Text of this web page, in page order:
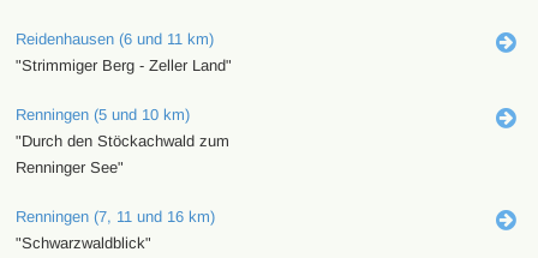
Reidenhausen (6 und 11 km)
"Strimmiger Berg - Zeller Land"
Renningen (5 und 10 km)
"Durch den Stöckachwald zum
Renninger See"
Renningen (7, 11 und 16 km)
"Schwarzwaldblick"